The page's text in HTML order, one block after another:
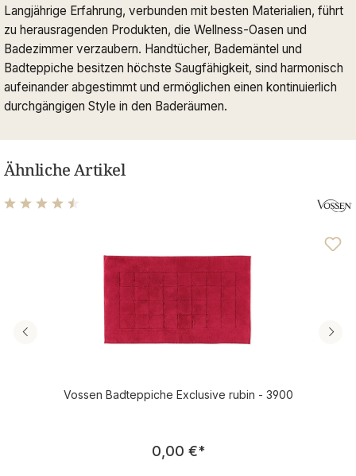
Langjährige Erfahrung, verbunden mit besten Materialien, führt
zu herausragenden Produkten, die Wellness-Oasen und
Badezimmer verzaubern. Handtücher, Bademäntel und
Badteppiche besitzen höchste Saugfähigkeit, sind harmonisch
aufeinander abgestimmt und ermöglichen einen kontinuierlich
durchgängigen Style in den Baderäumen.
Ähnliche Artikel
Vossen Badteppiche Exclusive rubin - 3900
Regulärer Preis:
0,00 €*